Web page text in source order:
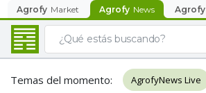
Agrofy Market Agrofy News Agrofy
Temas del momento: AgrofyNews Live